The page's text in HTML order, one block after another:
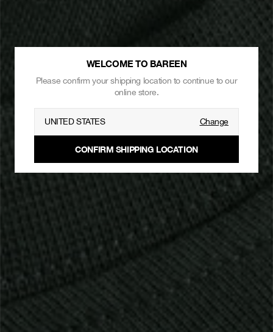
WELCOME TO BAREEN
Please confirm your shipping location to continue to our
online store.
UNITED STATES Change
CONFIRM SHIPPING LOCATION